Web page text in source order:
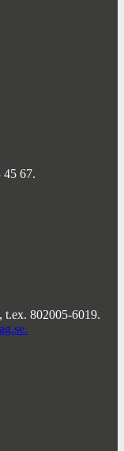
45 67.
t.ex. 802005-6019.